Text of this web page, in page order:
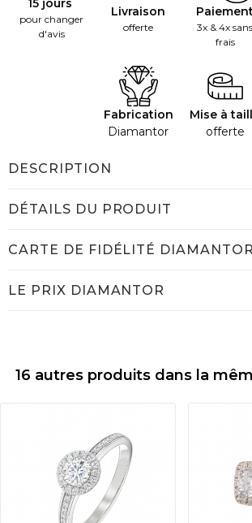
15 jours
pour changer
d'avis
Livraison
offerte
3x & 4x sans
frais
Fabrication
Diamantor
Mise à
offerte
DESCRIPTION
DÉTAILS DU PRODUIT
CARTE DE FIDÉLITÉ DIAMANTOR
LE PRIX DIAMANTOR
16 autres produits dans la